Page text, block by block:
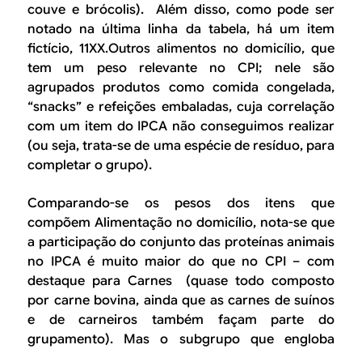
couve e brócolis). Além disso, como pode ser
notado na última linha da tabela, há um item
fictício, 11XX.Outros alimentos no domicílio, que
tem um peso relevante no CPI; nele são
agrupados produtos como comida congelada,
“snacks” e refeições embaladas, cuja correlação
com um item do IPCA não conseguimos realizar
(ou seja, trata-se de uma espécie de resíduo, para
completar o grupo).
Comparando-se os pesos dos itens que
compõem Alimentação no domicílio, nota-se que
a participação do conjunto das proteínas animais
no IPCA é muito maior do que no CPI – com
destaque para Carnes(quase todo composto
por carne bovina, ainda que as carnes de suínos
e de carneiros também façam parte do
grupamento). Mas o subgrupo que engloba